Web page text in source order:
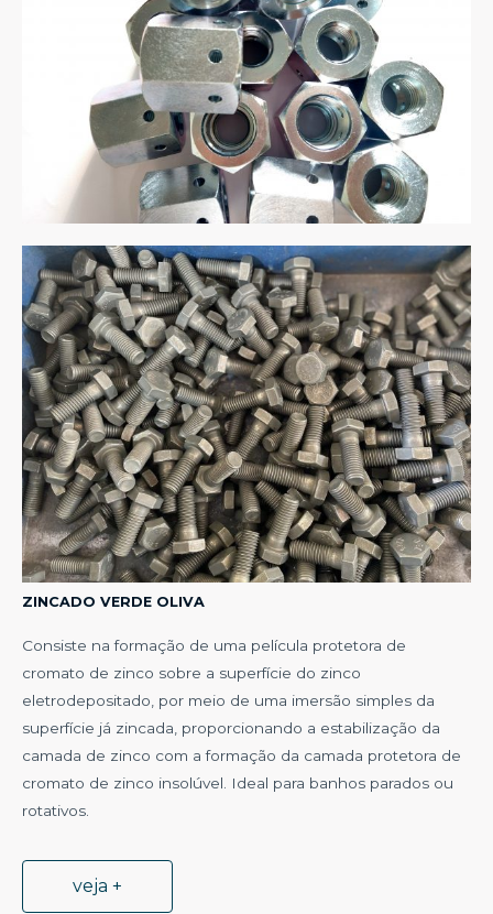
ZINCADO VERDE OLIVA
Consiste na formação de uma película protetora de
cromato de zinco sobre a superfície do zinco
eletrodepositado, por meio de uma imersão simples da
superfície já zincada, proporcionando a estabilização da
camada de zinco com a formação da camada protetora de
cromato de zinco insolúvel. Ideal para banhos parados ou
rotativos.
veja +